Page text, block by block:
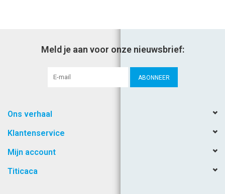
Meld je aan voor onze nieuwsbrief:
ABONNEER
Ons verhaal
Klantenservice
Mijn account
Titicaca